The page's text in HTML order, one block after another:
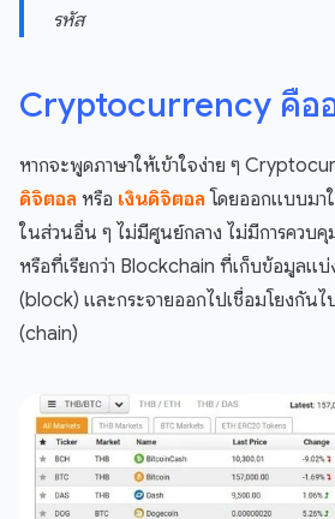
รหัส
Cryptocurrency คืออ
หากจะพูดภาษาให้เข้าใจง่าย ๆ
ดิจิตอล หรือ เงินดิจิตอล โดยออกแบบมา
ในส่วนอื่น ๆ ไม่มีศูนย์กลาง ไม่มีการควบ
หรือที่เรียกว่า Blockchain ที่เก็บข้อมูลแ
(block) และกระจายออกไปเชื่อมโยงกันไ
(chain)